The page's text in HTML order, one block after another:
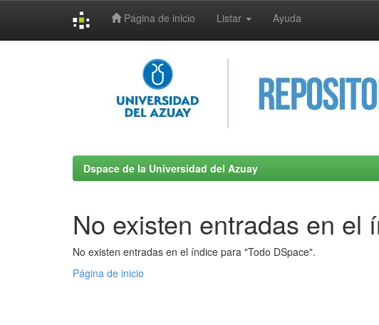
Página de inicio Listar Ayuda
Dspace de la Universidad del Azuay
No existen entradas en el
No existen entradas en el índice para "Todo DSpace".
Página de inicio